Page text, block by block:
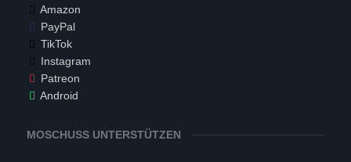
Amazon
PayPal
TikTok
Instagram
Patreon
Android
MOSCHUSS UNTERSTÜTZEN